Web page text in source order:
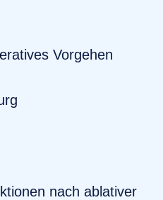
Vorgehen
nach ablativer